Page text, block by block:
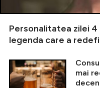
Personalitatea zilei
legenda care a
mai